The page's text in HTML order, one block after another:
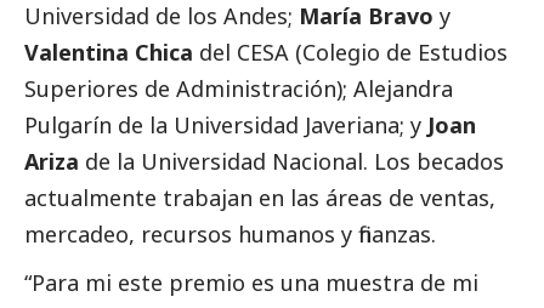
Universidad de los Andes; María Bravo y
Valentina Chica del CESA (Colegio de Estudios
Superiores de Administración); Alejandra
Pulgarín de la Universidad Javeriana; y Joan
Ariza de la Universidad Nacional. Los becados
actualmente trabajan en las áreas de ventas,
mercadeo, recursos humanos y finanzas.
“Para mi este premio es una muestra de mi